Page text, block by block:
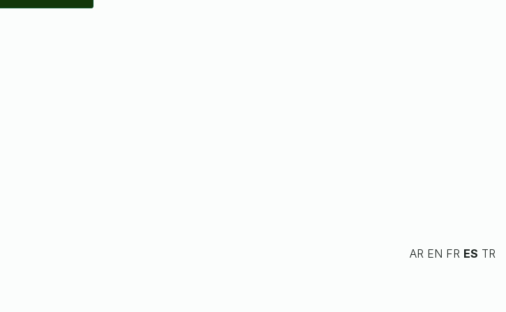
AR EN FR ES TR